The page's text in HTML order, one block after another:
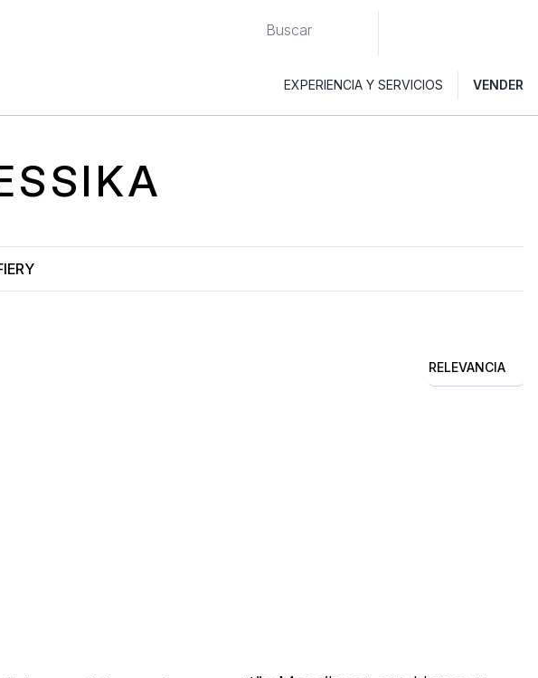
EXPERIENCIA Y SERVICIOS VENDER
RELEVANCIA